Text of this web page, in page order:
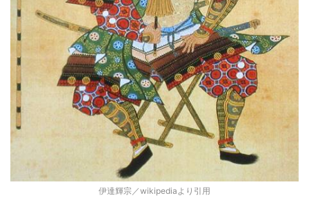
伊達輝宗／wikipediaより引用